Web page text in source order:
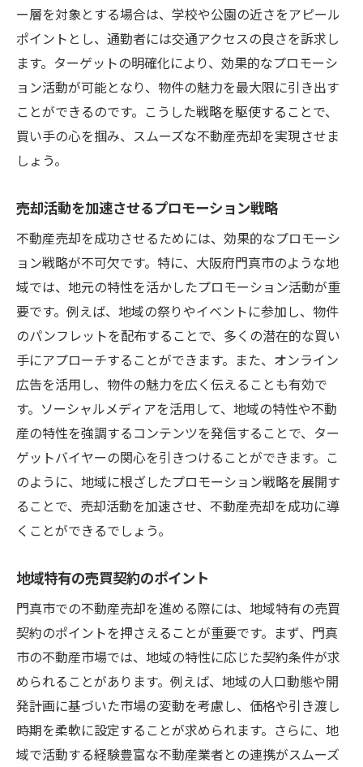
ー層を対象とする場合は、学校や公園の近さをアピール
ポイントとし、通勤者には交通アクセスの良さを訴求し
ます。ターゲットの明確化により、効果的なプロモーシ
ョン活動が可能となり、物件の魅力を最大限に引き出す
ことができるのです。こうした戦略を駆使することで、
買い手の心を掴み、スムーズな不動産売却を実現させま
しょう。
売却活動を加速させるプロモーション戦略
不動産売却を成功させるためには、効果的なプロモーシ
ョン戦略が不可欠です。特に、大阪府門真市のような地
域では、地元の特性を活かしたプロモーション活動が重
要です。例えば、地域の祭りやイベントに参加し、物件
のパンフレットを配布することで、多くの潜在的な買い
手にアプローチすることができます。また、オンライン
広告を活用し、物件の魅力を広く伝えることも有効で
す。ソーシャルメディアを活用して、地域の特性や不動
産の特性を強調するコンテンツを発信することで、ター
ゲットバイヤーの関心を引きつけることができます。こ
のように、地域に根ざしたプロモーション戦略を展開す
ることで、売却活動を加速させ、不動産売却を成功に導
くことができるでしょう。
地域特有の売買契約のポイント
門真市での不動産売却を進める際には、地域特有の売買
契約のポイントを押さえることが重要です。まず、門真
市の不動産市場では、地域の特性に応じた契約条件が求
められることがあります。例えば、地域の人口動態や開
発計画に基づいた市場の変動を考慮し、価格や引き渡し
時期を柔軟に設定することが求められます。さらに、地
域で活動する経験豊富な不動産業者との連携がスムーズ